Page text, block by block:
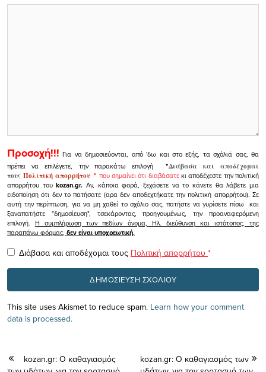
Προσοχή!!! Για να δημοσιεύονται, από 'δω και στο εξής, τα σχόλιά σας, θα
πρέπει να επιλέγετε, την παρακάτω επιλογή
"Διάβασα και αποδέχομαι
τουςΠολιτική απορρήτου" που σημαίνει ότι διαβάσατεκι αποδέχεστε την πολιτική
απορρήτου τουkozan.gr. Αν, κάποια φορά, ξεχάσετε να το κάνετε θα λάβετε μια
ειδοποίηση ότι δεν το πατήσατε (αρα δεν αποδεχτήκατε την πολιτική απορρήτου). Σε
αυτή την περίπτωση, για να μη χαθεί το σχόλιο σας, πατήστε να γυρίσετε πίσω και
ξαναπατήστε "δημοσίευση", τσεκάροντας, προηγουμένως, την προαναφερόμενη
επιλογή.Η συμπλήρωση των πεδίων όνομα, Ηλ. διεύθυνση και ιστότοπος, της
παραπάνω φόρμας, δεν είναι υποχρεωτική.
Διάβασα και αποδέχομαι τους Πολιτική απορρήτου *
This site uses Akismet to reduce spam. Learn how your comment
data is processed.
kozan.gr: Ο καθαγιασμός
kozan.gr: Ο καθαγιασμός των